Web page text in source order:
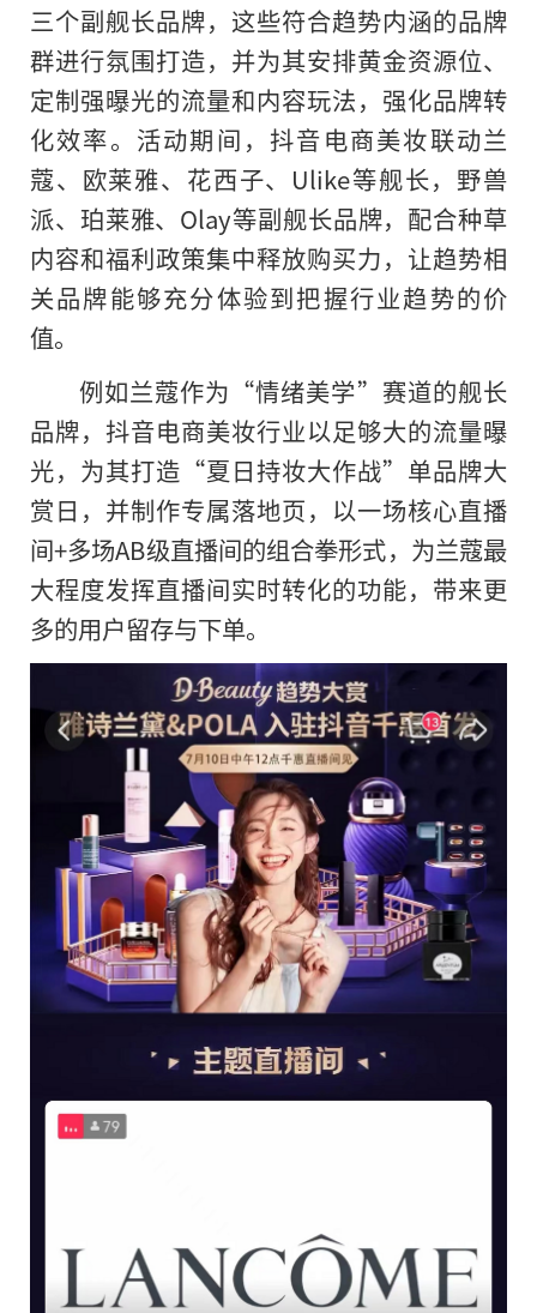
三个副舰长品牌，这些符合趋势内涵的品牌
群进行氛围打造，并为其安排黄金资源位、
定制强曝光的流量和内容玩法，强化品牌转
化效率。活动期间，抖音电商美妆联动兰
蔻、欧莱雅、花西子、Ulike等舰长，野兽
派、珀莱雅、Olay等副舰长品牌，配合种草
内容和福利政策集中释放购买力，让趋势相
关品牌能够充分体验到把握行业趋势的价
值。
例如兰蔻作为“情绪美学”赛道的舰长
品牌，抖音电商美妆行业以足够大的流量曝
光，为其打造“夏日持妆大作战”单品牌大
赏日，并制作专属落地页，以一场核心直播
间+多场AB级直播间的组合拳形式，为兰蔻最
大程度发挥直播间实时转化的功能，带来更
多的用户留存与下单。